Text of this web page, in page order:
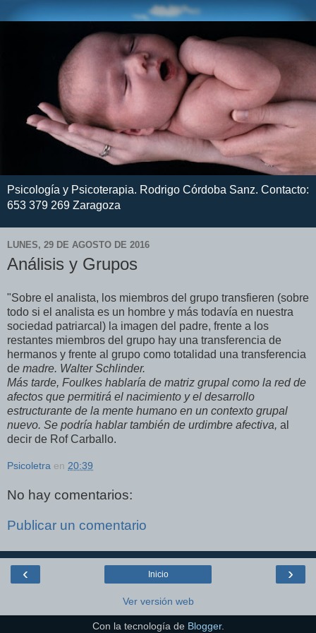
Psicología y Psicoterapia. Rodrigo Córdoba Sanz. Contacto:
653 379 269 Zaragoza
LUNES, 29 DE AGOSTO DE 2016
Análisis y Grupos
"Sobre el analista, los miembros del grupo transfieren (sobre
todo si el analista es un hombre y más todavía en nuestra
sociedad patriarcal) la imagen del padre, frente a los
restantes miembros del grupo hay una transferencia de
hermanos y frente al grupo como totalidad una transferencia
de madre. Walter Schlinder.
Más tarde, Foulkes hablaría de matriz grupal como la red de
afectos que permitirá el nacimiento y el desarrollo
estructurante de la mente humano en un contexto grupal
nuevo. Se podría hablar también de urdimbre afectiva, al
decir de Rof Carballo.
Psicoletra en 20:39
No hay comentarios:
Publicar un comentario
‹ ›
Inicio
Ver versión web
Con la tecnología de Blogger.